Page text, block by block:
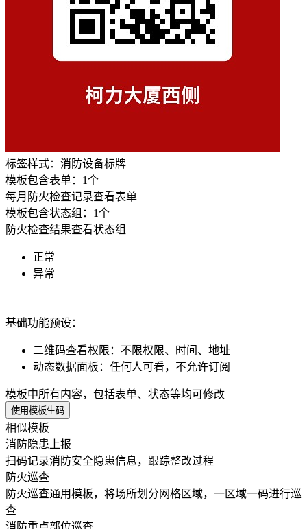
标签样式： 消防设备标牌
模板包含表单： 1个
每月防火检查记录查看表单
模板包含状态组： 1个
防火检查结果查看状态组
正常
异常
基础功能预设：
二维码查看权限 ： 不限权限、时间、地址
动态数据面板 ： 任何人可看，不允许订阅
模板中所有内容，包括表单、状态等均可修改
使用模板生码
相似模板
消防隐患上报
扫码记录消防安全隐患信息，跟踪整改过程
防火巡查
防火巡查通用模板，将场所划分网格区域，一区域一码进行巡
查
消防重点部位巡查